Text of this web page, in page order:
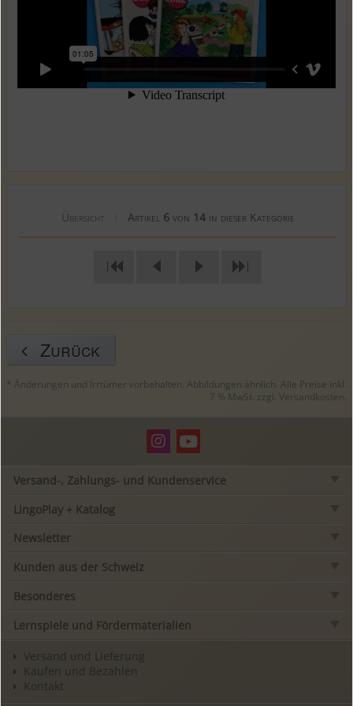
Übersicht Artikel 6von 14in dieser Kategorie
| |
Zurück
* Änderungen und Irrtümer vorbehalten. Abbildungen ähnlich. Alle Preise inkl.
7 % MwSt. zzgl. Versandkosten.
Versand-, Zahlungs- und Kundenservice
LingoPlay + Katalog
Newsletter
Kunden aus der Schweiz
Besonderes
Lernspiele und Fördermaterialien
Versand und Lieferung
Kaufen und Bezahlen
Kontakt